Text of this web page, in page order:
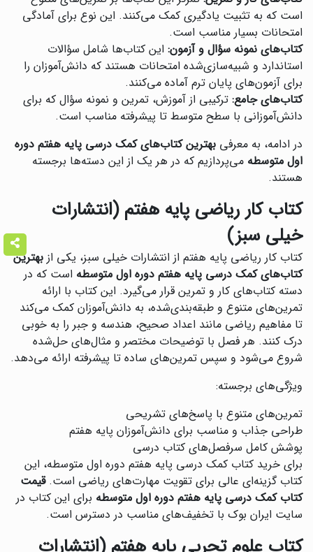
است که به تثبیت یادگیری کمک می‌کنند. این نوع برای آمادگی
امتحانات بسیار مناسب است.
کتاب‌های نمونه سؤال و آزمون: این کتاب‌ها شامل سؤالات
استاندارد و شبیه‌سازی‌شده امتحانات هستند که دانش‌آموزان را
برای آزمون‌های پایان ترم آماده می‌کنند.
کتاب‌های جامع: ترکیبی از آموزش، تمرین و نمونه سؤال که برای
دانش‌آموزانی با سطح متوسط تا پیشرفته مناسب است.
در ادامه، به معرفی بهترین کتاب‌های کمک درسی پایه هفتم دوره
اول متوسطه می‌پردازیم که در هر یک از این دسته‌ها برجسته
هستند.
کتاب کار ریاضی پایه هفتم (انتشارات
خیلی سبز)
کتاب کار ریاضی پایه هفتم از انتشارات خیلی سبز، یکی از بهترین
کتاب‌های کمک درسی پایه هفتم دوره اول متوسطه است که در
دسته کتاب‌های کار و تمرین قرار می‌گیرد. این کتاب با ارائه
تمرین‌های متنوع و طبقه‌بندی‌شده، به دانش‌آموزان کمک می‌کند
تا مفاهیم ریاضی مانند اعداد صحیح، هندسه و جبر را به خوبی
درک کنند. هر فصل با توضیحات مختصر و مثال‌های حل‌شده
شروع می‌شود و سپس تمرین‌های ساده تا پیشرفته ارائه می‌دهد.
ویژگی‌های برجسته:
تمرین‌های متنوع با پاسخ‌های تشریحی
طراحی جذاب و مناسب برای دانش‌آموزان پایه هفتم
پوشش کامل سرفصل‌های کتاب درسی
برای خرید کتاب کمک درسی پایه هفتم دوره اول متوسطه، این
کتاب گزینه‌ای عالی برای تقویت مهارت‌های ریاضی است.قیمت
کتاب کمک درسی پایه هفتم دوره اول متوسطه برای این کتاب در
سایت ایران بوک با تخفیف‌های مناسب در دسترس است.
کتاب علوم تجربی پایه هفتم (انتشارات